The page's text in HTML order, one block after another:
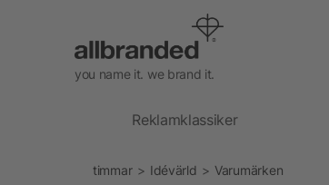
you name it. we brand it.
Reklamklassiker
timmar Idévärld Varumärken